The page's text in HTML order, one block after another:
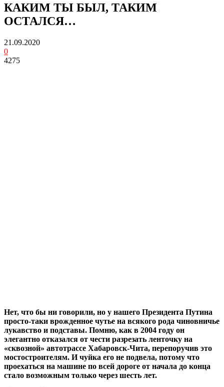
КАКИМ ТЫ БЫЛ, ТАКИМ
ОСТАЛСЯ…
21.09.2020
0
4275
Нет, что бы ни говорили, но у нашего Президента Путина
просто-таки врожденное чутье на всякого рода чиновничье
лукавство и подставы. Помню, как в 2004 году он
элегантно отказался от чести разрезать ленточку на
«сквозной» автотрассе Хабаровск-Чита, перепоручив это
мостостроителям. И чуйка его не подвела, потому что
проехаться на машине по всей дороге от начала до конца
стало возможным только через шесть лет.